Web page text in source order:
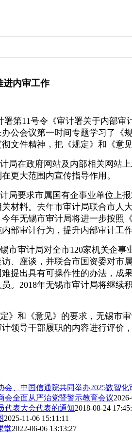
进内审工作
署第11号令《审计署关于内部
公会议第一时间专题学习了
文件精神，把《规定》和《意
局在政府网站及内部相关网站
更大范围内宣传指导作用。
局要求市属国有企事业单位上
材料。去年市审计局联合市
年无锡市审计局将进一步按
部审计行为，提升内部审计工作
市审计局对全市120家机关企
、座谈，并联合市国资委对
提出具有可操作性的办法，
。2018年无锡市审计局将继
》和《意见》的要求，无锡市
领导干部履职的内容进行评
、中国信通院共同举办2025数智化
会全面从严治党暨警示教育会议
代表大会代表的通知2018-08-24
2025-11-06 15:11:11
堂2022-06-06 13:13:27